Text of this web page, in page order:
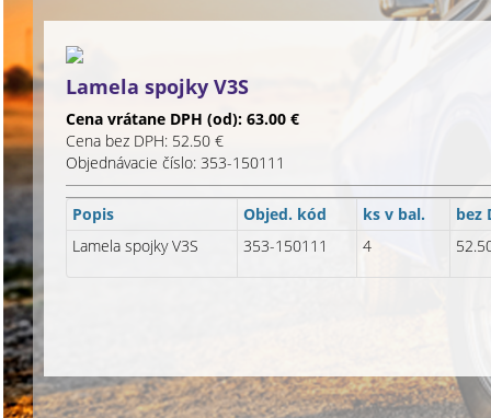
Lamela spojky V3S
Cena vrátane DPH (od): 63.00 €
Cena bez DPH: 52.50 €
Objednávacie číslo: 353-150111
Popis Objed. kód ks v bal.
bez
Lamela spojky V3S
353-150111 4